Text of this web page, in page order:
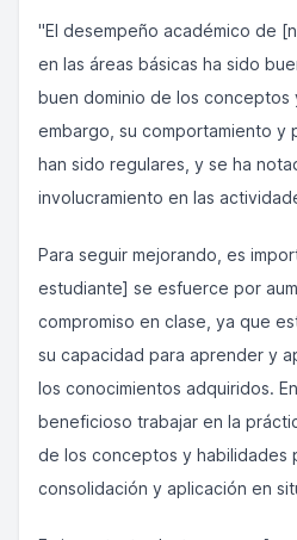
"El desempeño académico de
en las áreas básicas ha sido
buen dominio de los conceptos
embargo, su comportamiento y
han sido regulares, y se ha
involucramiento en las
Para seguir mejorando, es
estudiante] se esfuerce por
compromiso en clase, ya que
su capacidad para aprender y
los conocimientos adquiridos.
beneficioso trabajar en la
de los conceptos y habilidades
consolidación y aplicación en